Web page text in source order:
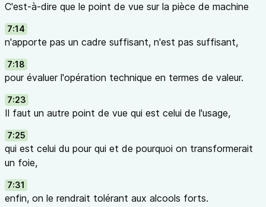
C'est-à-dire que le point de vue sur la pièce de machine
7:14
n'apporte pas un cadre suffisant, n'est pas suffisant,
7:18
pour évaluer l'opération technique en termes de valeur.
7:23
Il faut un autre point de vue qui est celui de l'usage,
7:25
qui est celui du pour qui et de pourquoi on transformerait
un foie,
7:31
enfin, on le rendrait tolérant aux alcools forts.